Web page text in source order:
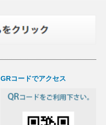
GRコードでアクセス